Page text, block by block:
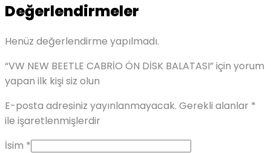
Değerlendirmeler
Henüz değerlendirme yapılmadı.
“VW NEW BEETLE CABRİO ÖN DİSK BALATASI” için yorum
yapan ilk kişi siz olun
E-posta adresiniz yayınlanmayacak. Gerekli alanlar *
ile işaretlenmişlerdir
İsim *